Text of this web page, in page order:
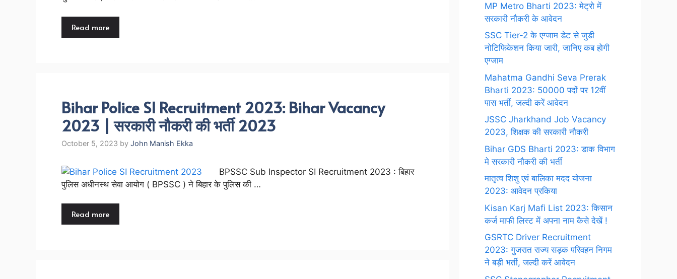
Read more
Bihar Police SI Recruitment 2023: Bihar Vacancy
2023 | सरकारी नौकरी की भर्ती 2023
October 5, 2023 by John Manish Ekka
BPSSC Sub Inspector SI Recruitment 2023 : बिहार
पुलिस अधीनस्थ सेवा आयोग ( BPSSC ) ने बिहार के पुलिस की …
Read more
MP Metro Bharti 2023: मेट्रो में
सरकारी नौकरी के आवेदन
SSC Tier-2 के एग्जाम डेट से जुडी
नोटिफिकेशन किया जारी, जानिए कब होगी
एग्जाम
Mahatma Gandhi Seva Prerak
Bharti 2023: 50000 पदों पर 12वीं
पास भर्ती, जल्दी करें आवेदन
JSSC Jharkhand Job Vacancy
2023, शिक्षक की सरकारी नौकरी
Bihar GDS Bharti 2023: डाक विभाग
मे सरकारी नौकरी की भर्ती
मातृत्व शिशु एवं बालिका मदद योजना
2023: आवेदन प्रकिया
Kisan Karj Mafi List 2023: किसान
कर्ज माफी लिस्ट में अपना नाम कैसे देखें !
GSRTC Driver Recruitment
2023: गुजरात राज्य सड़क परिवहन निगम
ने बड़ी भर्ती, जल्दी करें आवेदन